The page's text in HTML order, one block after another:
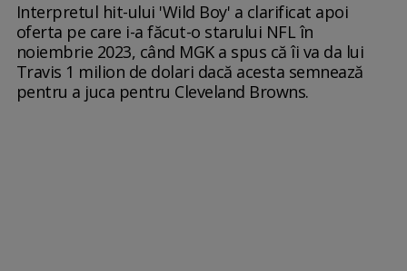
Interpretul hit-ului 'Wild Boy' a clarificat apoi
oferta pe care i-a făcut-o starului NFL în
noiembrie 2023, când MGK a spus că îi va da lui
Travis 1 milion de dolari dacă acesta semnează
pentru a juca pentru Cleveland Browns.